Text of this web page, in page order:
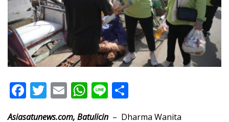
F T E W Li
Asiasatunews.com, Batulicin – Dharma Wanita